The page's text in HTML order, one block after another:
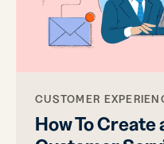
CUSTOMER
How To Create